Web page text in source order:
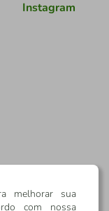
Instagram
melhorar sua
com nossa